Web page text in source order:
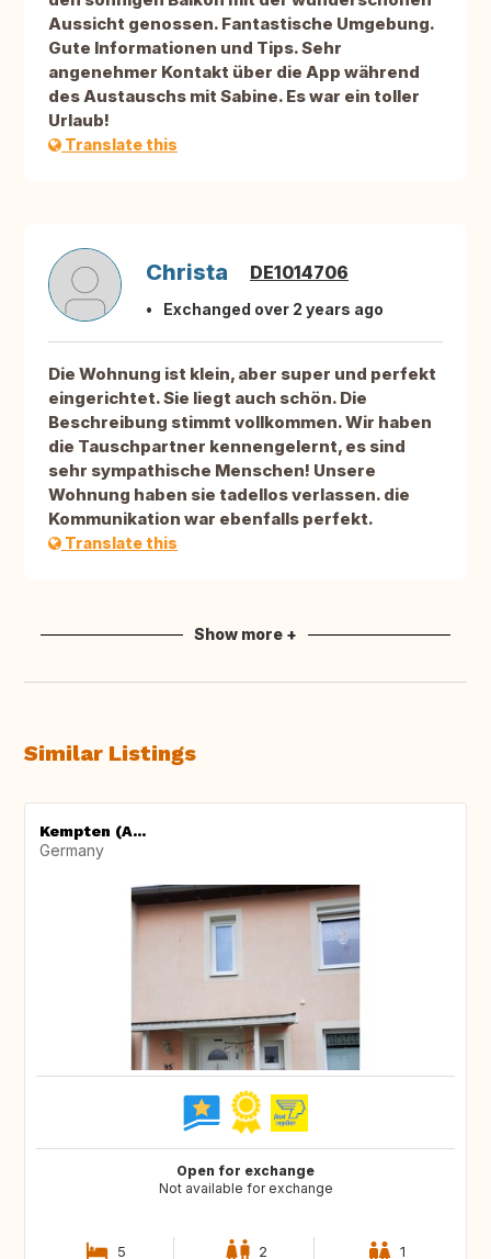
Aussicht genossen. Fantastische Umgebung.
Gute Informationen und Tips. Sehr
angenehmer Kontakt über die App während
des Austauschs mit Sabine. Es war ein toller
Urlaub!
Translate this
Christa DE1014706
Exchanged over 2 years ago
Die Wohnung ist klein, aber super und perfekt
eingerichtet. Sie liegt auch schön. Die
Beschreibung stimmt vollkommen. Wir haben
die Tauschpartner kennengelernt, es sind
sehr sympathische Menschen! Unsere
Wohnung haben sie tadellos verlassen. die
Kommunikation war ebenfalls perfekt.
Translate this
Show more +
Similar Listings
Kempten (A...
Germany
Open for exchange
Not available for exchange
5 2 1